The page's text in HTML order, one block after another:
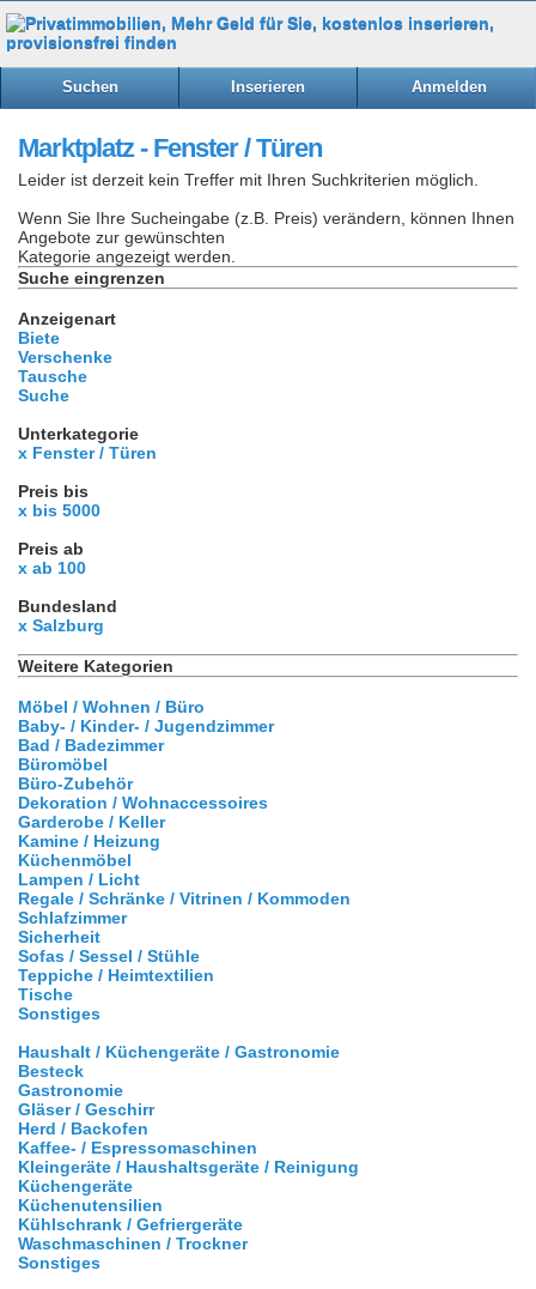
Suchen Inserieren Anmelden
Marktplatz - Fenster / Türen
Leider ist derzeit kein Treffer mit Ihren Suchkriterien möglich.
Wenn Sie Ihre Sucheingabe (z.B. Preis) verändern, können Ihnen
Angebote zur gewünschten
Kategorie angezeigt werden.
Suche eingrenzen
Anzeigenart
Biete
Verschenke
Tausche
Suche
Unterkategorie
x Fenster / Türen
Preis bis
x bis 5000
Preis ab
x ab 100
Bundesland
x Salzburg
Weitere Kategorien
Möbel / Wohnen / Büro
Baby- / Kinder- / Jugendzimmer
Bad / Badezimmer
Büromöbel
Büro-Zubehör
Dekoration / Wohnaccessoires
Garderobe / Keller
Kamine / Heizung
Küchenmöbel
Lampen / Licht
Regale / Schränke / Vitrinen / Kommoden
Schlafzimmer
Sicherheit
Sofas / Sessel / Stühle
Teppiche / Heimtextilien
Tische
Sonstiges
Haushalt / Küchengeräte / Gastronomie
Besteck
Gastronomie
Gläser / Geschirr
Herd / Backofen
Kaffee- / Espressomaschinen
Kleingeräte / Haushaltsgeräte / Reinigung
Küchengeräte
Küchenutensilien
Kühlschrank / Gefriergeräte
Waschmaschinen / Trockner
Sonstiges